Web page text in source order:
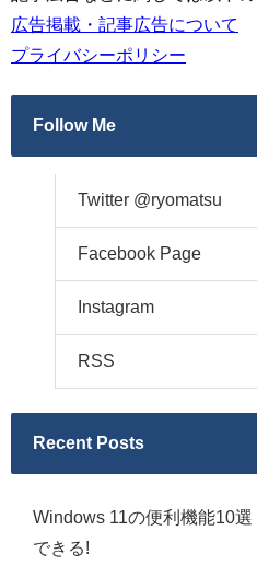
広告掲載・記事広告について
プライバシーポリシー
Follow Me
Twitter @ryomatsu
Facebook Page
Instagram
RSS
Recent Posts
Windows 11の便利機能10
できる!